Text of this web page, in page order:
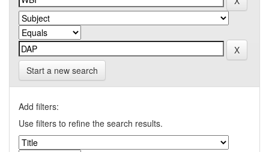
Start a new search
Add filters:
Use filters to refine the search results.